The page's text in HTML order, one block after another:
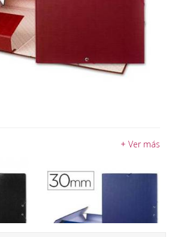
+ Ver más